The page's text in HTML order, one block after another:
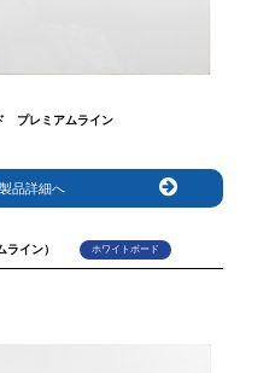
プレミアムライン
品詳細へ
イン） ホワイトボード